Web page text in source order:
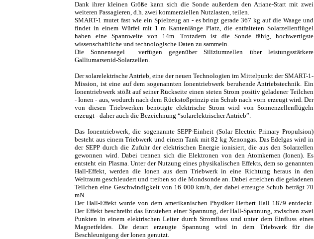
Dank ihrer kleinen Größe kann sich die Sonde außerdem den Ariane-Start mit zwei
weiteren Passagieren, d.h. zwei kommerziellen Nutzlasten, teilen.
SMART-1 mutet fast wie ein Spielzeug an - es bringt gerade 367 kg auf die Waage und
findet in einem Würfel mit 1 m Kantenlänge Platz, die entfalteten Solarzellenflügel
haben eine Spannweite von 14m. Trotzdem ist die Sonde fähig, hochwertigste
wissenschaftliche und technologische Daten zu sammeln.
Die Sonnensegel verfügen gegenüber Siliziumzellen über leistungsstärkere
Galliumarsenid-Solarzellen.
Der solarelektrische Antrieb, eine der neuen Technologien im Mittelpunkt der SMART-1-
Mission, ist eine auf dem sogenannten Ionentriebwerk beruhende Antriebstechnik. Ein
Ionentriebwerk stößt auf seiner Rückseite einen steten Strom positiv geladener Teilchen
- Ionen - aus, wodurch nach dem Rückstoßprinzip ein Schub nach vorn erzeugt wird. Der
von diesen Triebwerken benötigte elektrische Strom wird von Sonnenzellenflügeln
erzeugt - daher auch die Bezeichnung “solarelektrischer Antrieb”.
Das Ionentriebwerk, die sogenannte SEPP-Einheit (Solar Electric Primary Propulsion)
besteht aus einem Triebwerk und einem Tank mit 82 kg Xenongas. Das Edelgas wird in
der SEPP durch die Zufuhr der elektrischen Energie ionisiert, die aus den Solarzellen
gewonnen wird. Dabei trennen sich die Elektronen von den Atomkernen (Ionen). Es
entsteht ein Plasma. Unter der Nutzung eines physikalischen Effekts, dem so genannten
Hall-Effekt, werden die Ionen aus dem Triebwerk in eine Richtung heraus in den
Weltraum geschleudert und treiben so die Mondsonde an. Dabei erreichen die geladenen
Teilchen eine Geschwindigkeit von 16 000 km/h, der dabei erzeugte Schub beträgt 70
mN.
Der Hall-Effekt wurde von dem amerikanischen Physiker Herbert Hall 1879 entdeckt.
Der Effekt beschreibt das Entstehen einer Spannung, der Hall-Spannung, zwischen zwei
Punkten in einem elektrischen Leiter durch Stromfluss und unter dem Einfluss eines
Magnetfeldes. Die derart erzeugte Spannung wird in dem Triebwerk für die
Beschleunigung der Ionen genutzt.